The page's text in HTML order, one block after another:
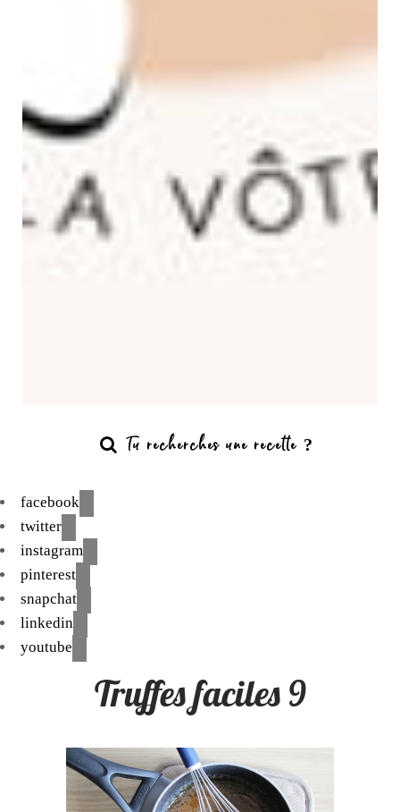
facebook
twitter
instagram
pinterest
snapchat
linkedin
youtube
Truffes faciles 9